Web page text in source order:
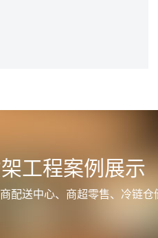
工程案例展示
配送中心、商超零售、冷链